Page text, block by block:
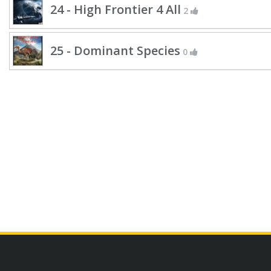
24 - High Frontier 4 All 2
25 - Dominant Species 0